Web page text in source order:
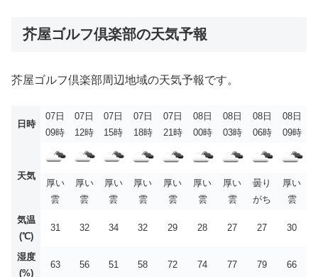
芥屋ゴルフ倶楽部の天気予報
芥屋ゴルフ倶楽部周辺地域の天気予報です。
日時
07日
09時
07日
12時
07日
15時
07日
18時
07日
21時
08日
00時
08日
03時
08日
06時
08日
09時
天気
厚い
雲
厚い
雲
厚い
雲
厚い
雲
厚い
雲
厚い
雲
厚い
雲
曇り
がち
厚い
雲
気温
(℃)
31 32 34 32 29 28 27 27 30
湿度
(%)
63 56 51 58 72 74 77 79 66